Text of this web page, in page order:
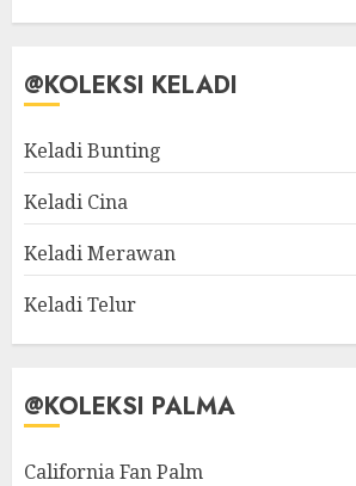
@KOLEKSI KELADI
Keladi Bunting
Keladi Cina
Keladi Merawan
Keladi Telur
@KOLEKSI PALMA
California Fan Palm